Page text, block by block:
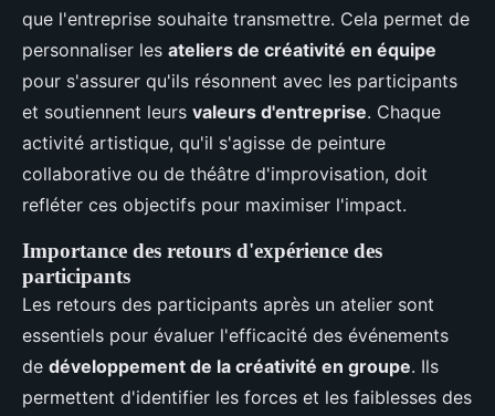
que l'entreprise souhaite transmettre. Cela permet de
personnaliser les ateliers de créativité en équipe
pour s'assurer qu'ils résonnent avec les participants
et soutiennent leurs valeurs d'entreprise. Chaque
activité artistique, qu'il s'agisse de peinture
collaborative ou de théâtre d'improvisation, doit
refléter ces objectifs pour maximiser l'impact.
Importance des retours d'expérience des
participants
Les retours des participants après un atelier sont
essentiels pour évaluer l'efficacité des événements
de développement de la créativité en groupe. Ils
permettent d'identifier les forces et les faiblesses des